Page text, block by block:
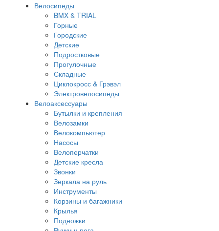
Велосипеды
BMX & TRIAL
Горные
Городские
Детские
Подростковые
Прогулочные
Складные
Циклокросс & Грэвэл
Электровелосипеды
Велоаксессуары
Бутылки и крепления
Велозамки
Велокомпьютер
Насосы
Велоперчатки
Детские кресла
Звонки
Зеркала на руль
Инструменты
Корзины и багажники
Крылья
Подножки